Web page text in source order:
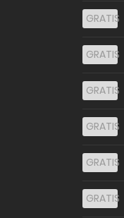
GRATIS
GRATIS
GRATIS
GRATIS
GRATIS
GRATIS